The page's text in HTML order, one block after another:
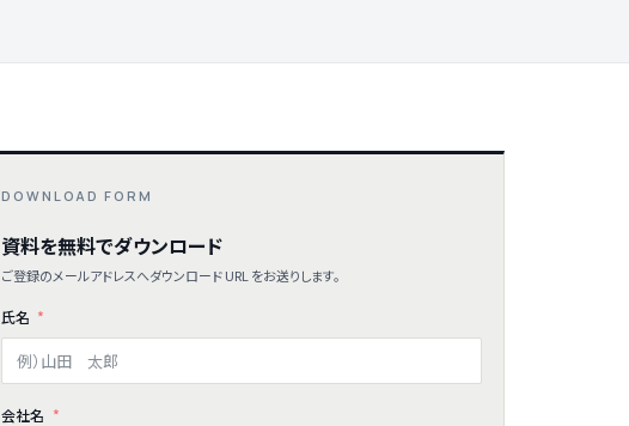
DOWNLOAD FORM
資料を無料でダウンロード
ご登録のメールアドレスへダウンロード URL をお送りします。
氏名
会社名